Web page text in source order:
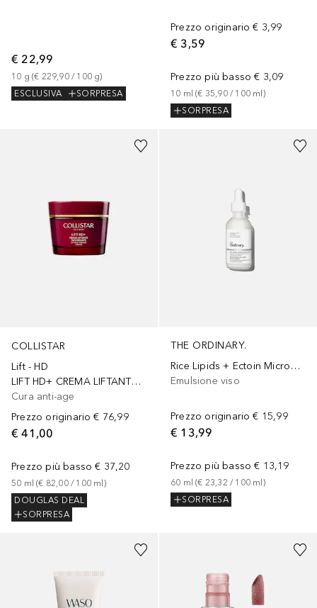
€ 22,99
10 g (€ 229,90 / 100 g)
ESCLUSIVA
SORPRESA
Prezzo originario € 3,99
€ 3,59
Prezzo più basso € 3,09
10 ml (€ 35,90 / 100 ml )
SORPRESA
COLLISTAR
Lift - HD
LIFT HD+ CREMA LIFTANTE RASSODANTE VISO E COLLO
Cura anti-age
Prezzo originario € 76,99
€ 41,00
Prezzo più basso € 37,20
50 ml (€ 82,00 / 100 ml)
DOUGLAS DEAL
SORPRESA
THE ORDINARY.
Rice Lipids + Ectoin Microemulsion
Emulsione viso
Prezzo originario € 15,99
€ 13,99
Prezzo più basso € 13,19
60 ml (€ 23,32 / 100 ml )
SORPRESA